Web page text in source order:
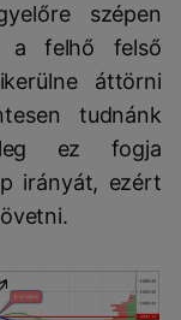
szépen
a felhő felső
áttörni
tudnánk
ez fogja
irányát, ezért